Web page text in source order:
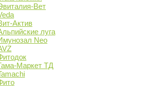
Вет
Актив
луга
Neo
Маркет ТД